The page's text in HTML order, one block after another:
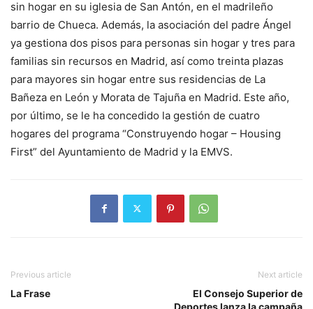
sin hogar en su iglesia de San Antón, en el madrileño
barrio de Chueca. Además, la asociación del padre Ángel
ya gestiona dos pisos para personas sin hogar y tres para
familias sin recursos en Madrid, así como treinta plazas
para mayores sin hogar entre sus residencias de La
Bañeza en León y Morata de Tajuña en Madrid. Este año,
por último, se le ha concedido la gestión de cuatro
hogares del programa “Construyendo hogar – Housing
First” del Ayuntamiento de Madrid y la EMVS.
Previous article
La Frase
Next article
El Consejo Superior de
Deportes lanza la campaña